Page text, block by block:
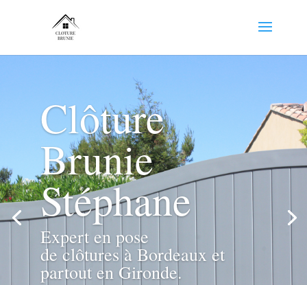
Clôture
Brunie
Stéphane
Expert en pose
de clôtures à Bordeaux et
partout en Gironde.